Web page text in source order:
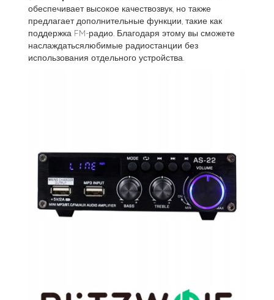
обеспечивает высокое качествозвук, но также
предлагает дополнительные функции, такие как
поддержка FM-радио. Благодаря этому вы сможете
наслаждатьсялюбимые радиостанции без
использования отдельного устройства.